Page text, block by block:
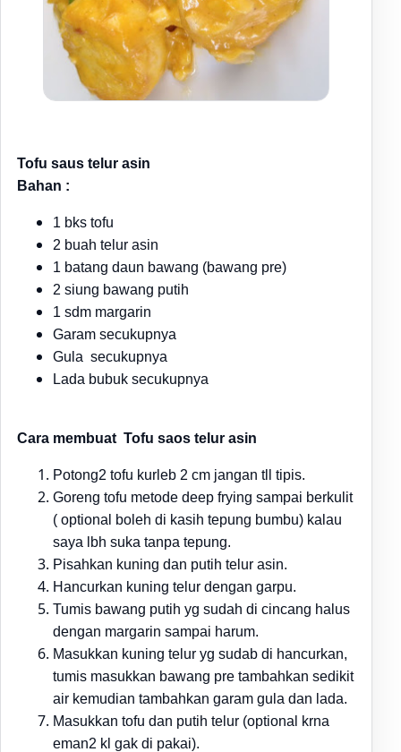
Tofu saus telur asin
Bahan :
1 bks tofu
2 buah telur asin
1 batang daun bawang (bawang pre)
2 siung bawang putih
1 sdm margarin
Garam secukupnya
Gula secukupnya
Lada bubuk secukupnya
Cara membuat Tofu saos telur asin
Potong2 tofu kurleb 2 cm jangan tll tipis.
Goreng tofu metode deep frying sampai berkulit
( optional boleh di kasih tepung bumbu) kalau
saya lbh suka tanpa tepung.
Pisahkan kuning dan putih telur asin.
Hancurkan kuning telur dengan garpu.
Tumis bawang putih yg sudah di cincang halus
dengan margarin sampai harum.
Masukkan kuning telur yg sudab di hancurkan,
tumis masukkan bawang pre tambahkan sedikit
air kemudian tambahkan garam gula dan lada.
Masukkan tofu dan putih telur (optional krna
eman2 kl gak di pakai).